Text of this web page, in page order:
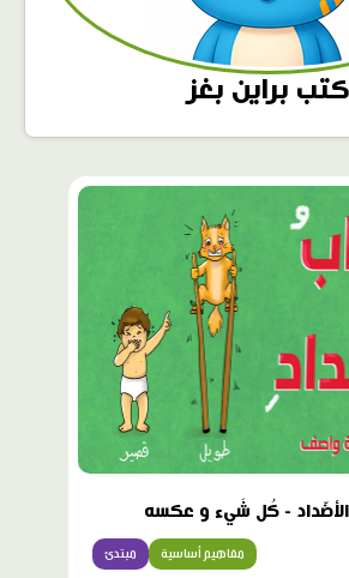
كتب براين بغز
- كُل شَيء و عكسه
مبتدئ مفاهيم أساسية